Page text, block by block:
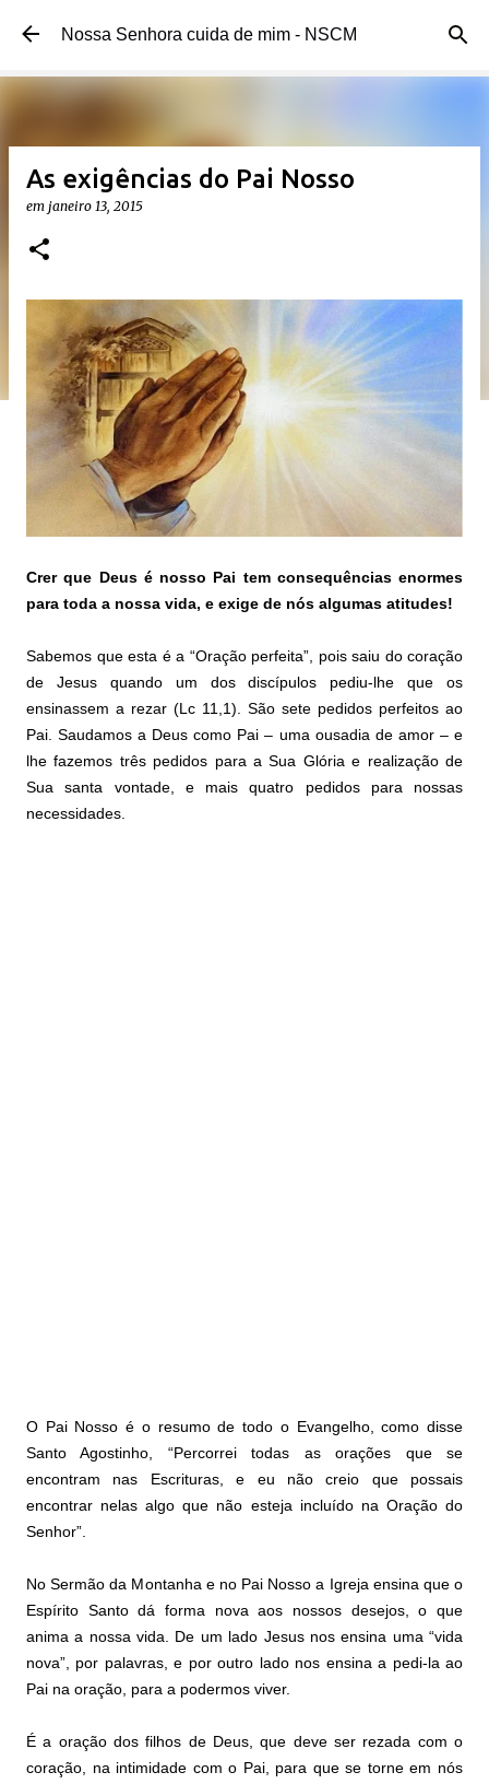
Pular para o conteúdo principal
Nossa Senhora cuida de mim - NSCM
As exigências do Pai Nosso
em janeiro 13, 2015
Crer que Deus é nosso Pai tem consequências enormes
para toda a nossa vida, e exige de nós algumas atitudes!
Sabemos que esta é a “Oração perfeita”, pois saiu do coração
de Jesus quando um dos discípulos pediu-lhe que os
ensinassem a rezar (Lc 11,1). São sete pedidos perfeitos ao
Pai. Saudamos a Deus como Pai – uma ousadia de amor – e
lhe fazemos três pedidos para a Sua Glória e realização de
Sua santa vontade, e mais quatro pedidos para nossas
necessidades.
O Pai Nosso é o resumo de todo o Evangelho, como disse
Santo Agostinho, “Percorrei todas as orações que se
encontram nas Escrituras, e eu não creio que possais
encontrar nelas algo que não esteja incluído na Oração do
Senhor”.
No Sermão da Montanha e no Pai Nosso a Igreja ensina que o
Espírito Santo dá forma nova aos nossos desejos, o que
anima a nossa vida. De um lado Jesus nos ensina uma “vida
nova”, por palavras, e por outro lado nos ensina a pedi-la ao
Pai na oração, para a podermos viver.
É a oração dos filhos de Deus, que deve ser rezada com o
coração, na intimidade com o Pai, para que se torne em nós